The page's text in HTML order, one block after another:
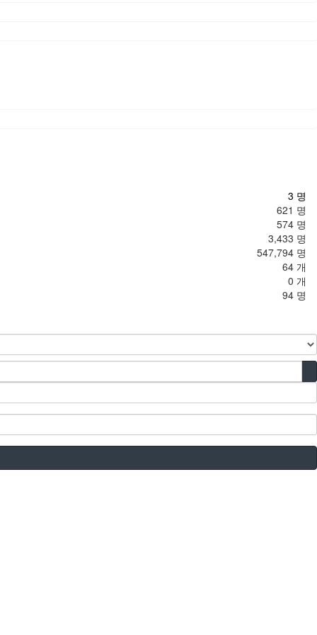
3 명
621 명
574 명
3,433 명
547,794 명
64 개
0 개
94 명